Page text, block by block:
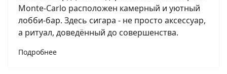
Monte-Carlo расположен камерный и уютный
лобби-бар. Здесь сигара - не просто аксессуар,
а ритуал, доведённый до совершенства.
Подробнее